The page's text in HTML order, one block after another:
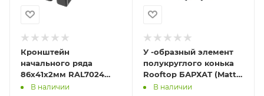
Кронштейн
начального ряда
86х41х2мм RAL7024
MattВ наличии
У -образный элемент
полукруглого конька
Rooftop БАРХАТ (Matt)
RAL7024
В наличии